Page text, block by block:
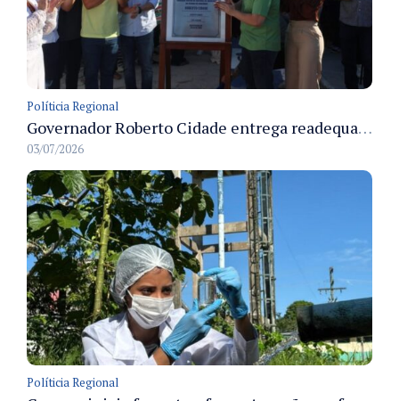
Políticia Regional
Governador Roberto Cidade entrega readequação do ambulatório da FCecon e amplia capacidade de atendimento oncológico em Manaus
03/07/2026
Políticia Regional